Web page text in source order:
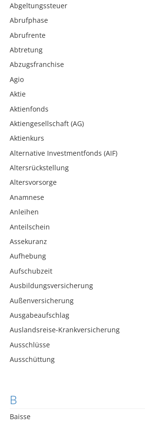
Abgeltungssteuer
Abrufphase
Abrufrente
Abtretung
Abzugsfranchise
Agio
Aktie
Aktienfonds
Aktiengesellschaft (AG)
Aktienkurs
Alternative Investmentfonds (AIF)
Altersrückstellung
Altersvorsorge
Anamnese
Anleihen
Anteilschein
Assekuranz
Aufhebung
Aufschubzeit
Ausbildungsversicherung
Außenversicherung
Ausgabeaufschlag
Auslandsreise-Krankversicherung
Ausschlüsse
Ausschüttung
B
Baisse